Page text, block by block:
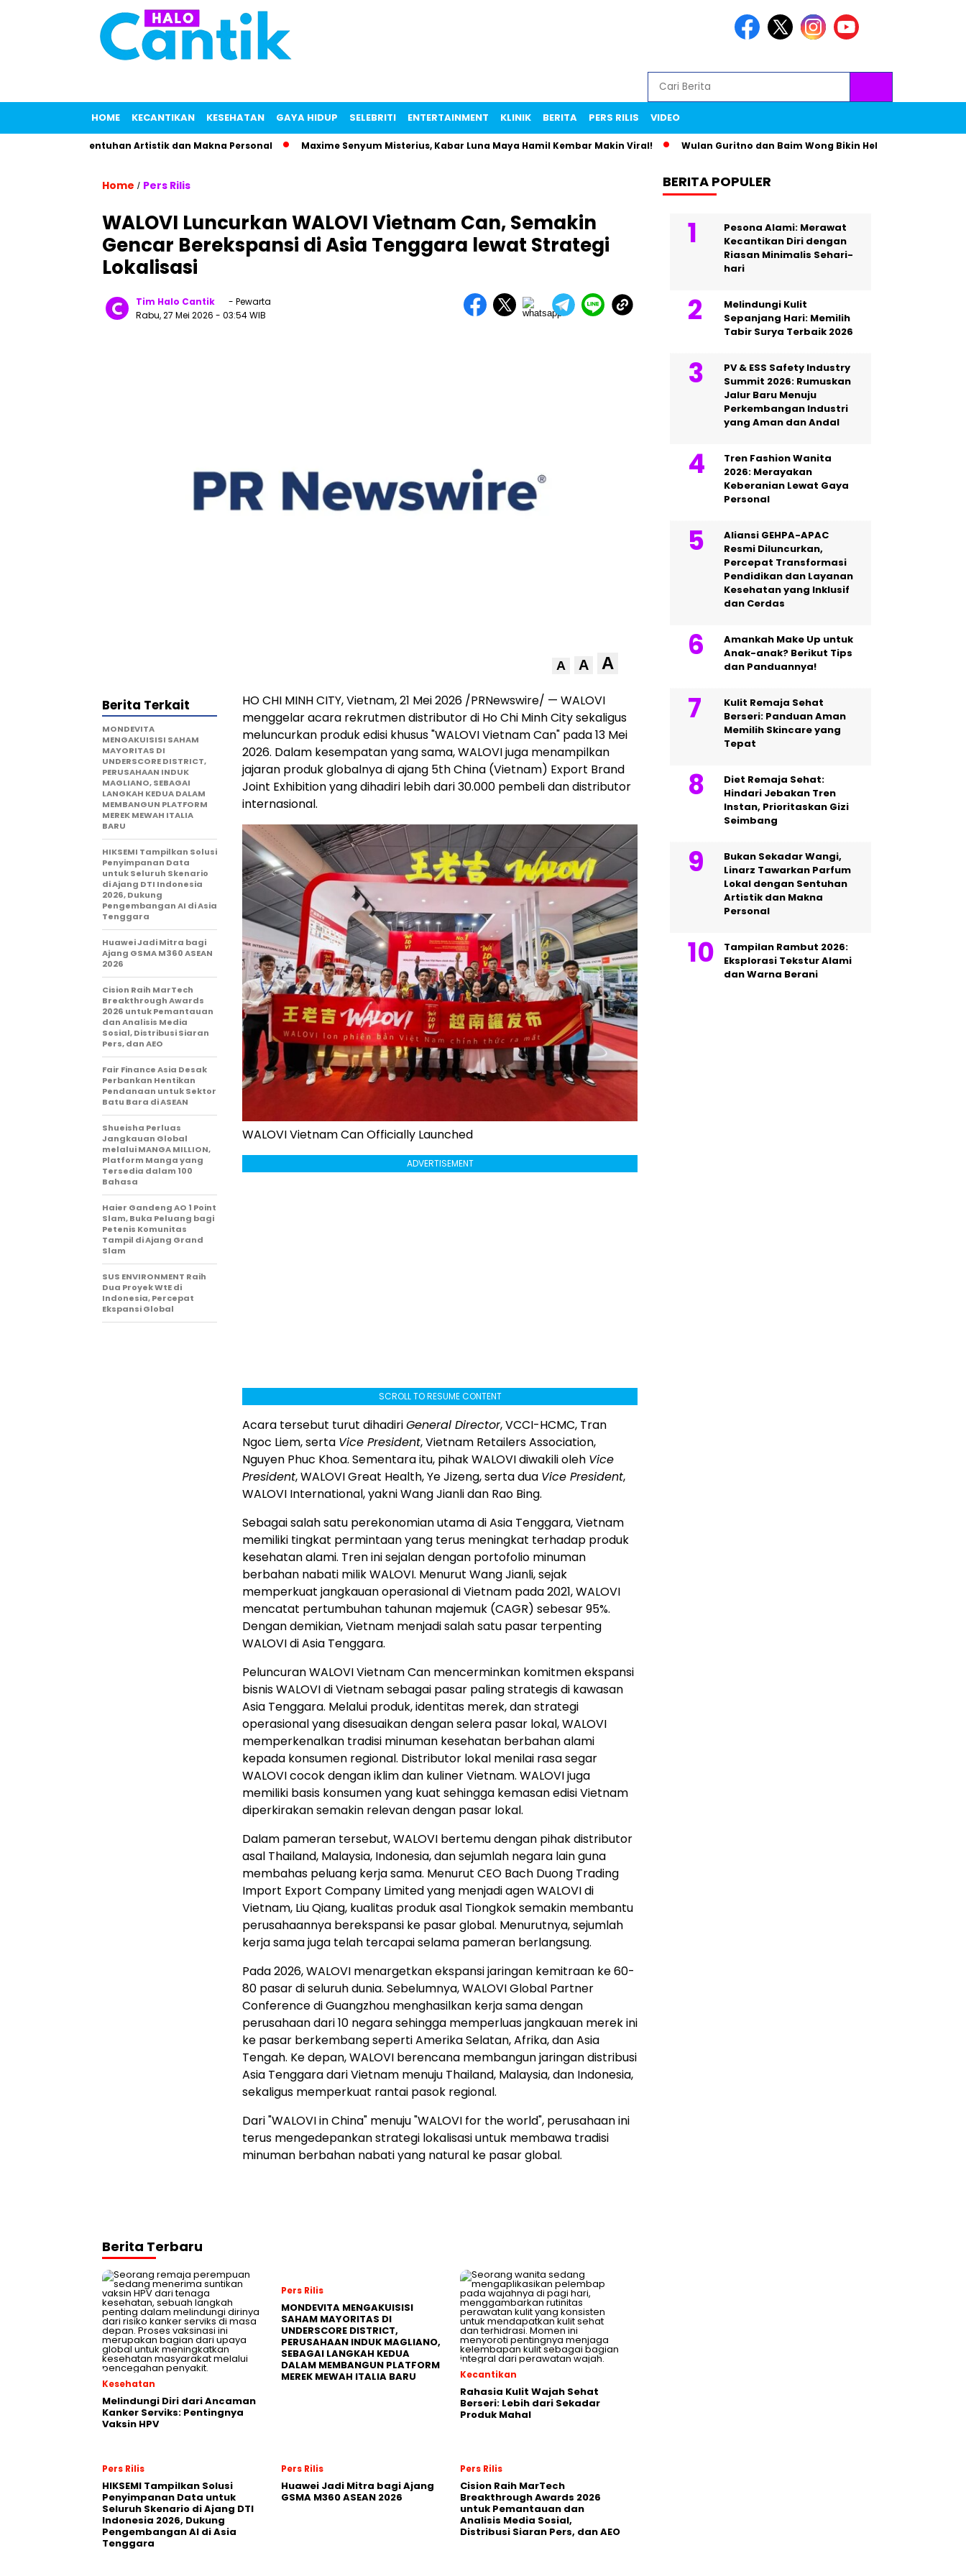
HOME KECANTIKAN KESEHATAN GAYA HIDUP SELEBRITI ENTERTAINMENT KLINIK BERITA PERS RILIS VIDEO
dengan Sentuhan Artistik dan Makna Personal Maxime Senyum Misterius, Kabar Luna Maya Hamil Kembar Makin Viral! Wulan Guritno dan Baim Wong Bikin Heboh Lewat Foto Teman
Home / Pers Rilis
WALOVI Luncurkan WALOVI Vietnam Can, Semakin
Gencar Berekspansi di Asia Tenggara lewat Strategi
Lokalisasi
Tim Halo Cantik
- Pewarta
Rabu, 27 Mei 2026 - 03:54 WIB
A A A
HO CHI MINH CITY, Vietnam, 21 Mei 2026 /PRNewswire/ — WALOVI
menggelar acara rekrutmen distributor di Ho Chi Minh City sekaligus
meluncurkan produk edisi khusus "WALOVI Vietnam Can" pada 13 Mei
2026. Dalam kesempatan yang sama, WALOVI juga menampilkan
jajaran produk globalnya di ajang 5th China (Vietnam) Export Brand
Joint Exhibition yang dihadiri lebih dari 30.000 pembeli dan distributor
internasional.
WALOVI Vietnam Can Officially Launched
ADVERTISEMENT
SCROLL TO RESUME CONTENT
Acara tersebut turut dihadiriGeneral Director, VCCI-HCMC, Tran
Ngoc Liem, serta Vice President, Vietnam Retailers Association,
Nguyen Phuc Khoa. Sementara itu, pihak WALOVI diwakili oleh Vice
President, WALOVI Great Health, Ye Jizeng, serta dua Vice President,
WALOVI International, yakni Wang Jianli dan Rao Bing.
Sebagai salah satu perekonomian utama di Asia Tenggara, Vietnam
memiliki tingkat permintaan yang terus meningkat terhadap produk
kesehatan alami. Tren ini sejalan dengan portofolio minuman
berbahan nabati milik WALOVI. Menurut Wang Jianli, sejak
memperkuat jangkauan operasional di Vietnam pada 2021, WALOVI
mencatat pertumbuhan tahunan majemuk (CAGR) sebesar 95%.
Dengan demikian, Vietnam menjadi salah satu pasar terpenting
WALOVI di Asia Tenggara.
Peluncuran WALOVI Vietnam Can mencerminkan komitmen ekspansi
bisnis WALOVI di Vietnam sebagai pasar paling strategis di kawasan
Asia Tenggara. Melalui produk, identitas merek, dan strategi
operasional yang disesuaikan dengan selera pasar lokal, WALOVI
memperkenalkan tradisi minuman kesehatan berbahan alami
kepada konsumen regional. Distributor lokal menilai rasa segar
WALOVI cocok dengan iklim dan kuliner Vietnam. WALOVI juga
memiliki basis konsumen yang kuat sehingga kemasan edisi Vietnam
diperkirakan semakin relevan dengan pasar lokal.
Dalam pameran tersebut, WALOVI bertemu dengan pihak distributor
asal Thailand, Malaysia, Indonesia, dan sejumlah negara lain guna
membahas peluang kerja sama. Menurut CEO Bach Duong Trading
Import Export Company Limited yang menjadi agen WALOVI di
Vietnam, Liu Qiang, kualitas produk asal Tiongkok semakin membantu
perusahaannya berekspansi ke pasar global. Menurutnya, sejumlah
kerja sama juga telah tercapai selama pameran berlangsung.
Pada 2026, WALOVI menargetkan ekspansi jaringan kemitraan ke 60-
80 pasar di seluruh dunia. Sebelumnya, WALOVI Global Partner
Conference di Guangzhou menghasilkan kerja sama dengan
perusahaan dari 10 negara sehingga memperluas jangkauan merek ini
ke pasar berkembang seperti Amerika Selatan, Afrika, dan Asia
Tengah. Ke depan, WALOVI berencana membangun jaringan distribusi
Asia Tenggara dari Vietnam menuju Thailand, Malaysia, dan Indonesia,
sekaligus memperkuat rantai pasok regional.
Dari "WALOVI in China" menuju "WALOVI for the world", perusahaan ini
terus mengedepankan strategi lokalisasi untuk membawa tradisi
minuman berbahan nabati yang natural ke pasar global.
Berita Terkait
MONDEVITA
MENGAKUISISI SAHAM
MAYORITAS DI
UNDERSCORE DISTRICT,
PERUSAHAAN INDUK
MAGLIANO, SEBAGAI
LANGKAH KEDUA DALAM
MEMBANGUN PLATFORM
MEREK MEWAH ITALIA
BARU
HIKSEMI Tampilkan Solusi
Penyimpanan Data
untuk Seluruh Skenario
di Ajang DTI Indonesia
2026, Dukung
Pengembangan AI di Asia
Tenggara
Huawei Jadi Mitra bagi
Ajang GSMA M360 ASEAN
2026
Cision Raih MarTech
Breakthrough Awards
2026 untuk Pemantauan
dan Analisis Media
Sosial, Distribusi Siaran
Pers, dan AEO
Fair Finance Asia Desak
Perbankan Hentikan
Pendanaan untuk Sektor
Batu Bara di ASEAN
Shueisha Perluas
Jangkauan Global
melalui MANGA MILLION,
Platform Manga yang
Tersedia dalam 100
Bahasa
Haier Gandeng AO 1 Point
Slam, Buka Peluang bagi
Petenis Komunitas
Tampil di Ajang Grand
Slam
SUS ENVIRONMENT Raih
Dua Proyek WtE di
Indonesia, Percepat
Ekspansi Global
Berita Terbaru
Kesehatan
Melindungi Diri dari Ancaman
Kanker Serviks: Pentingnya
Vaksin HPV
Pers Rilis
MONDEVITA MENGAKUISISI
SAHAM MAYORITAS DI
UNDERSCORE DISTRICT,
PERUSAHAAN INDUK MAGLIANO,
SEBAGAI LANGKAH KEDUA
DALAM MEMBANGUN PLATFORM
MEREK MEWAH ITALIA BARU
Kecantikan
Rahasia Kulit Wajah Sehat
Berseri: Lebih dari Sekadar
Produk Mahal
Pers Rilis
HIKSEMI Tampilkan Solusi
Penyimpanan Data untuk
Seluruh Skenario di Ajang DTI
Indonesia 2026, Dukung
Pengembangan AI di Asia
Tenggara
Pers Rilis
Huawei Jadi Mitra bagi Ajang
GSMA M360 ASEAN 2026
Pers Rilis
Cision Raih MarTech
Breakthrough Awards 2026
untuk Pemantauan dan
Analisis Media Sosial,
Distribusi Siaran Pers, dan AEO
BERITA POPULER
Pesona Alami: Merawat
Kecantikan Diri dengan
Riasan Minimalis Sehari-
hari
Melindungi Kulit
Sepanjang Hari: Memilih
Tabir Surya Terbaik 2026
PV & ESS Safety Industry
Summit 2026: Rumuskan
Jalur Baru Menuju
Perkembangan Industri
yang Aman dan Andal
Tren Fashion Wanita
2026: Merayakan
Keberanian Lewat Gaya
Personal
Aliansi GEHPA-APAC
Resmi Diluncurkan,
Percepat Transformasi
Pendidikan dan Layanan
Kesehatan yang Inklusif
dan Cerdas
Amankah Make Up untuk
Anak-anak? Berikut Tips
dan Panduannya!
Kulit Remaja Sehat
Berseri: Panduan Aman
Memilih Skincare yang
Tepat
Diet Remaja Sehat:
Hindari Jebakan Tren
Instan, Prioritaskan Gizi
Seimbang
Bukan Sekadar Wangi,
Linarz Tawarkan Parfum
Lokal dengan Sentuhan
Artistik dan Makna
Personal
Tampilan Rambut 2026:
Eksplorasi Tekstur Alami
dan Warna Berani